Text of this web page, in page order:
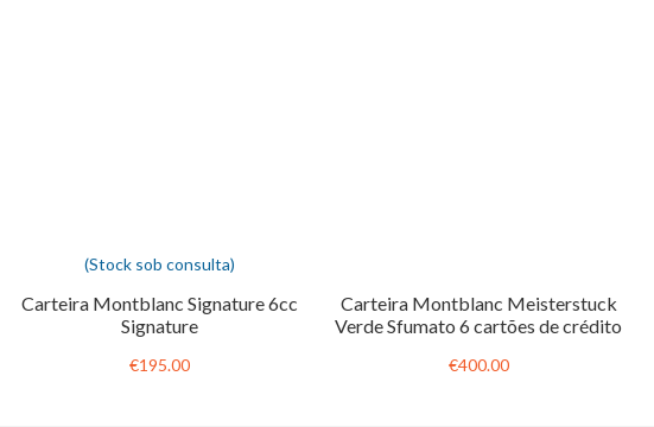
(Stock sob consulta)
Carteira Montblanc Signature 6cc
Signature
€195.00
Carteira Montblanc Meisterstuck
Verde Sfumato 6 cartões de crédito
€400.00